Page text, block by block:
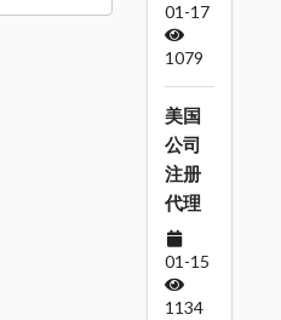
01-17
1079
美国
公司
注册
代理
01-15
1134